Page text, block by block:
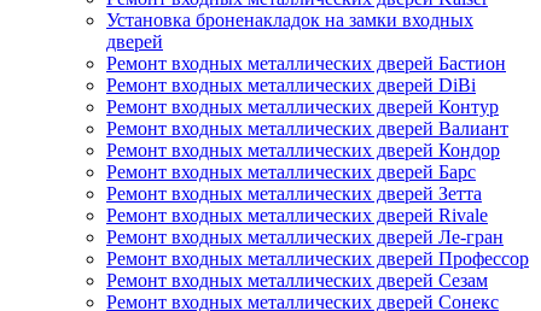
Установка броненакладок на замки входных
дверей
Ремонт входных металлических дверей Бастион
Ремонт входных металлических дверей DiBi
Ремонт входных металлических дверей Контур
Ремонт входных металлических дверей Валиант
Ремонт входных металлических дверей Кондор
Ремонт входных металлических дверей Барс
Ремонт входных металлических дверей Зетта
Ремонт входных металлических дверей Rivale
Ремонт входных металлических дверей Ле-гран
Ремонт входных металлических дверей Профессор
Ремонт входных металлических дверей Сезам
Ремонт входных металлических дверей Сонекс